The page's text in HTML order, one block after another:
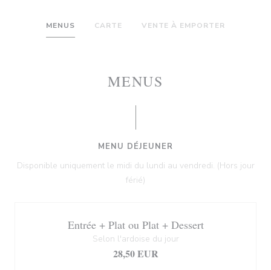
MENUS CARTE VENTE À EMPORTER
MENUS
MENU DÉJEUNER
Disponible uniquement le midi du lundi au vendredi. (Hors jour
férié)
Entrée + Plat ou Plat + Dessert
Selon l'ardoise du jour
28,50 EUR